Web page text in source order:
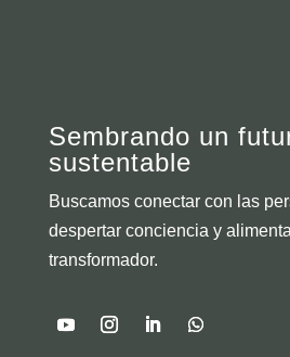
Sembrando un
sustentable
Buscamos conectar con las
despertar conciencia y
transformador.